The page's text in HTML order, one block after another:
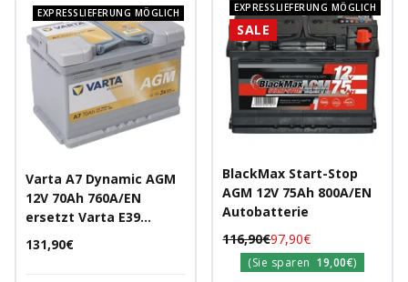
EXPRESSLIEFERUNG MÖGLICH
Varta A7 Dynamic AGM
12V 70Ah 760A/EN
ersetzt Varta E39
Angebotspreis
131,90€
EXPRESSLIEFERUNG MÖGLICH
SALE
BlackMax Start-Stop
AGM 12V 75Ah 800A/EN
Autobatterie
Angebotspreis
97,90€
Regulärer
Preis
116,90€
(Sie sparen 19,00€)